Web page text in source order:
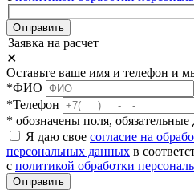
Отправить
Заявка на расчет
✕
Оставьте ваше имя и телефон и
*ФИО
*Телефон
* обозначены поля, обязательные
Я даю свое согласие на
персональных данных в
с политикой обработки
Отправить